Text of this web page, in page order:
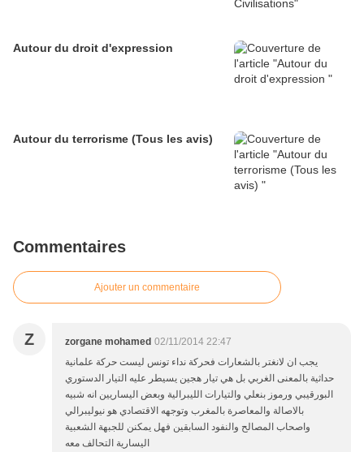
Autour du droit d'expression
Autour du terrorisme (Tous les avis)
Commentaires
Ajouter un commentaire
Z zorgane mohamed 02/11/2014 22:47
يجب ان لانغتر بالشعارات فحركة نداء تونس ليست حركة علمانية
حداثية بالمعنى الغربي بل هي تيار هجين يسيطر عليه التيار الدستوري
البورقيبي ورموز بنعلي والتيارات الليبرالية وبعض اليساريين انه شبيه
بالاصالة والمعاصرة بالمغرب وتوجهه الاقتصادي هو نيوليبرالي
واصحاب المصالح والنفود السابقين فهل يمكنن للجبهة الشعبية
اليسارية التحالف معه